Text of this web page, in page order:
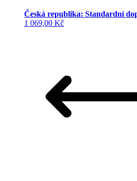
Česká republika: Standardní
1 069,00 Kč